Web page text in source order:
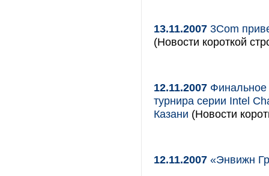
13.11.2007 3Com
(Новости короткой
12.11.2007 Финальное
турнира серии Intel
Казани (Новости
12.11.2007 «Энвижн